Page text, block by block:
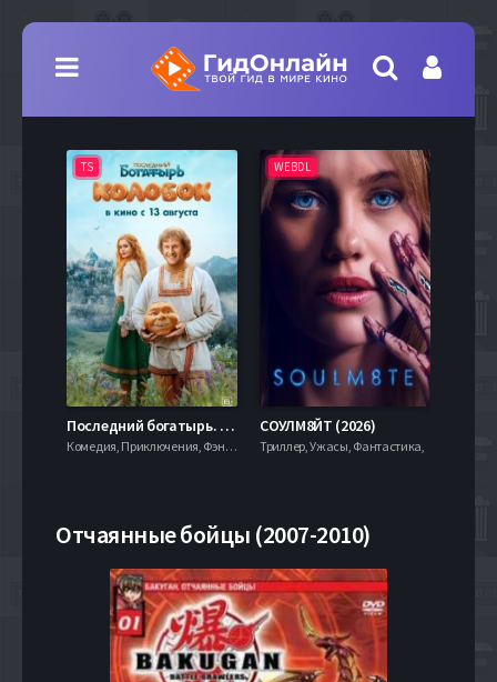
TS
Последний богатырь. Колобок (2026)
Комедия, Приключения, Фэнтези,
WEBDL
СОУЛМ8ЙТ (2026)
Триллер, Ужасы, Фантастика,
Отчаянные бойцы (2007-2010)